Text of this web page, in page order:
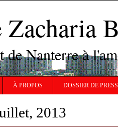
Zacharia
Nanterre à
À PROPOS DOSSIER DE
2013